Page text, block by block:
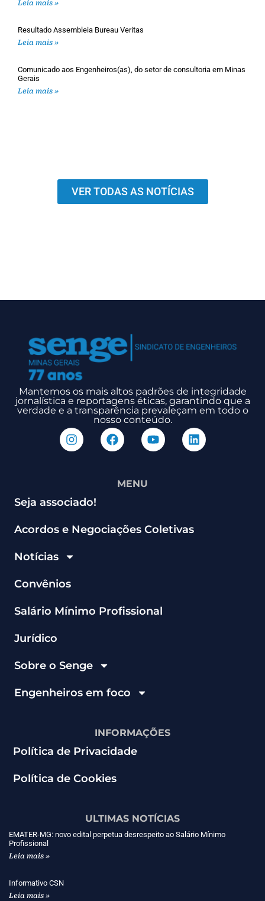
Leia mais »
Resultado Assembleia Bureau Veritas
Leia mais »
Comunicado aos Engenheiros(as), do setor de consultoria em Minas
Gerais
Leia mais »
VER TODAS AS NOTÍCIAS
Mantemos os mais altos padrões de integridade
jornalística e reportagens éticas, garantindo que a
verdade e a transparência prevaleçam em todo o
nosso conteúdo.
MENU
Seja associado!
Acordos e Negociações Coletivas
Notícias
Convênios
Salário Mínimo Profissional
Jurídico
Sobre o Senge
Engenheiros em foco
INFORMAÇÕES
Política de Privacidade
Política de Cookies
ULTIMAS NOTÍCIAS
EMATER-MG: novo edital perpetua desrespeito ao Salário Mínimo
Profissional
Leia mais »
Informativo CSN
Leia mais »